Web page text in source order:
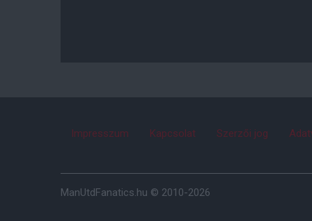
Impresszum Kapcsolat Szerzői jog
ManUtdFanatics.hu © 2010-2026